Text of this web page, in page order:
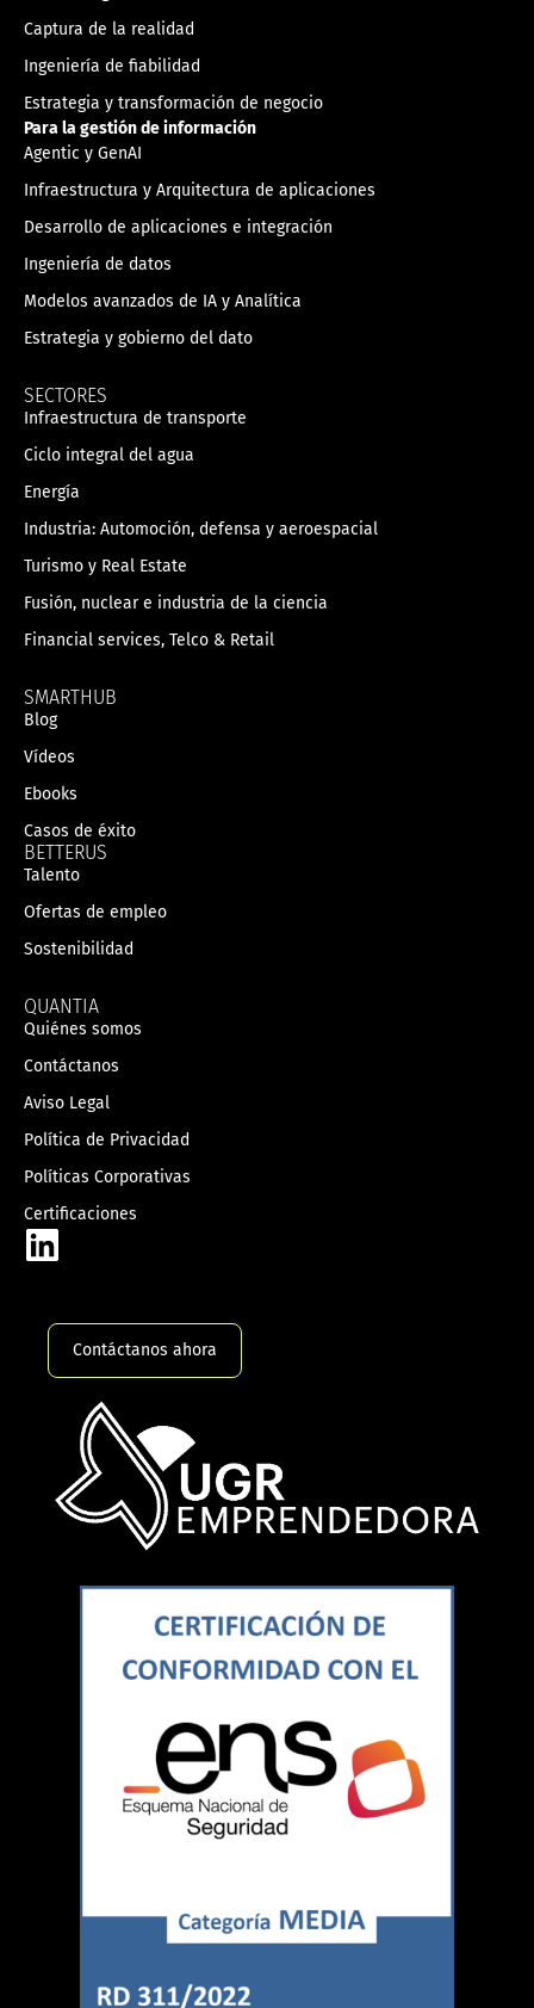
Captura de la realidad
Ingeniería de fiabilidad
Estrategia y transformación de negocio
Para la gestión de información
Agentic y GenAI
Infraestructura y Arquitectura de aplicaciones
Desarrollo de aplicaciones e integración
Ingeniería de datos
Modelos avanzados de IA y Analítica
Estrategia y gobierno del dato
SECTORES
Infraestructura de transporte
Ciclo integral del agua
Energía
Industria: Automoción, defensa y aeroespacial
Turismo y Real Estate
Fusión, nuclear e industria de la ciencia
Financial services, Telco & Retail
SMARTHUB
Blog
Vídeos
Ebooks
Casos de éxito
BETTERUS
Talento
Ofertas de empleo
Sostenibilidad
QUANTIA
Quiénes somos
Contáctanos
Aviso Legal
Política de Privacidad
Políticas Corporativas
Certificaciones
Contáctanos ahora